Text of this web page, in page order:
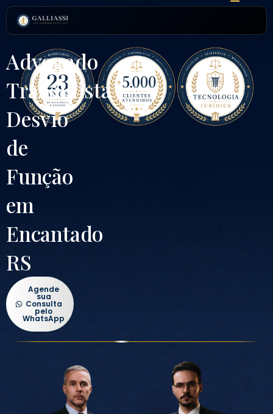
para
conteúdo
Advogado
Trabalhista
Desvio
de
Função
em
Encantado
RS
Agende
sua
Consulta
pelo
WhatsApp